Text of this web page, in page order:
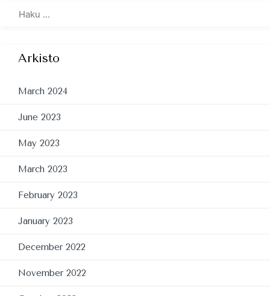
Arkisto
March 2024
June 2023
May 2023
March 2023
February 2023
January 2023
December 2022
November 2022